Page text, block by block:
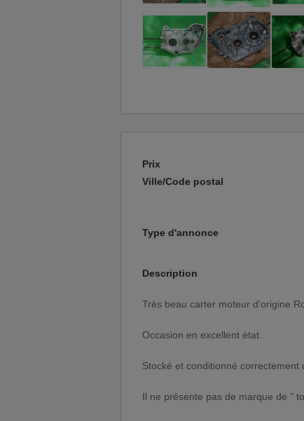
Prix
Ville/Code postal
Type d'annonce
Description
Très beau carter moteur d'origine
Occasion en excellent état.
Stocké et conditionné correctement
Il ne présente pas de marque de "